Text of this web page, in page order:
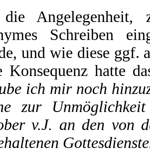
Angelegenheit,
Schreiben
und wie diese ggf.
Konsequenz hatte
ich mir noch
zur
v.J. an den von